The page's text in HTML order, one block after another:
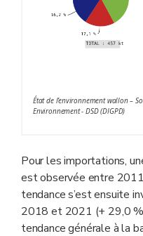
État de l’environnement wallon –
Environnement - DSD (DIGPD)
Pour les importations,
est observée entre
tendance s’est ensuite
2018 et 2021 (+ 29,0
tendance générale à la